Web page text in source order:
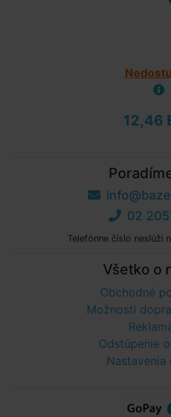
12,46
02
Telefónne číslo neslúži
Všetko o
Obchodné
Možnosti
Odstúpenie
Nastavenia